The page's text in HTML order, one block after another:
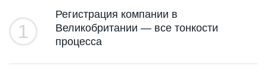
1
Регистрация компании в
Великобритании — все тонкости
процесса